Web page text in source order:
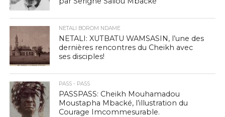
NETALI BOROM NDAME
NETALI: XUTBATU WAMSASIN, l’une des
dernières rencontres du Cheikh avec
ses disciples!
PASS - PASS
PASSPASS: Cheikh Mouhamadou
Moustapha Mbacké, l’illustration du
Courage Imcommesurable.